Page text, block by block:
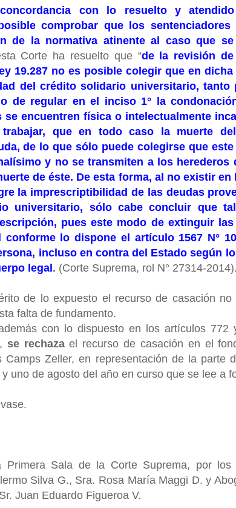
concordancia con lo resuelto y
comprobar que los
de la normativa atinente al caso que
Corte ha resuelto que “de la revisión
19.287 no es posible colegir que en
del crédito solidario universitario, tanto
de regular en el inciso 1° la
se encuentren física o intelectualmente
trabajar, que en todo caso la muerte
de lo que sólo puede colegirse que
y no se transmiten a los herederos
de éste. De esta forma, al no existir en
la imprescriptibilidad de las deudas
universitario, sólo cabe concluir que
pues este modo de extinguir
conforme lo dispone el artículo 1567 N°
incluso en contra del Estado según
legal. (Corte Suprema, rol N° 27314-2014).
de lo expuesto el recurso de casación no
falta de fundamento.
con lo dispuesto en los artículos 772
se rechazael recurso de casación en el
Camps Zeller, en representación de la parte
uno de agosto del año en curso que se lee a
Primera Sala de la Corte Suprema, por los
Silva G., Sra. Rosa María Maggi D. y
Juan Eduardo Figueroa V.